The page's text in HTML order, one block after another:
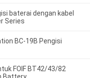
baterai dengan kabel
Series
BC-19B Pengisi
FOIF BT42/43/82